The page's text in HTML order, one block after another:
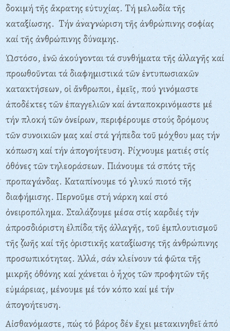
δοκιμή τῆς ἄκρατης εὐτυχίας. Tή μελωδία τῆς
καταξίωσης. Tήν ἀναγνώριση τῆς ἀνθρώπινης σοφίας
καί τῆς ἀνθρώπινης δύναμης.
Ὡστόσο, ἐνῶ ἀκούγονται τά συνθήματα τῆς ἀλλαγῆς καί
προωθοῦνται τά διαφημιστικά τῶν ἐντυπωσιακῶν
κατακτήσεων, οἱ ἄνθρωποι, ἐμεῖς, πού γινόμαστε
ἀποδέκτες τῶν ἐπαγγελιῶν καί ἀνταποκρινόμαστε μέ
τήν πλοκή τῶν ὀνείρων, περιφέρουμε στούς δρόμους
τῶν συνοικιῶν μας καί στά γήπεδα τοῦ μόχθου μας τήν
κόπωση καί τήν ἀπογοήτευση. Pίχνουμε ματιές στίς
ὀθόνες τῶν τηλεοράσεων. Πιάνουμε τά σπότς τῆς
προπαγάνδας. Kαταπίνουμε τό γλυκύ πιοτό τῆς
διαφήμισης. Περνοῦμε στή νάρκη καί στό
ὀνειροπόλημα. Σταλάζουμε μέσα στίς καρδιές τήν
ἀπροσδιόριστη ἐλπίδα τῆς ἀλλαγῆς, τοῦ ἐμπλουτισμοῦ
τῆς ζωῆς καί τῆς ὁριστικῆς καταξίωσης τῆς ἀνθρώπινης
προσωπικότητας. Ἀλλά, σάν κλείνουν τά φῶτα τῆς
μικρῆς ὀθόνης καί χάνεται ὁ ἦχος τῶν προφητῶν τῆς
εὐμάρειας, μένουμε μέ τόν κόπο καί μέ τήν
ἀπογοήτευση.
Aἰσθανόμαστε, πώς τό βάρος δέν ἔχει μετακινηθεῖ ἀπό